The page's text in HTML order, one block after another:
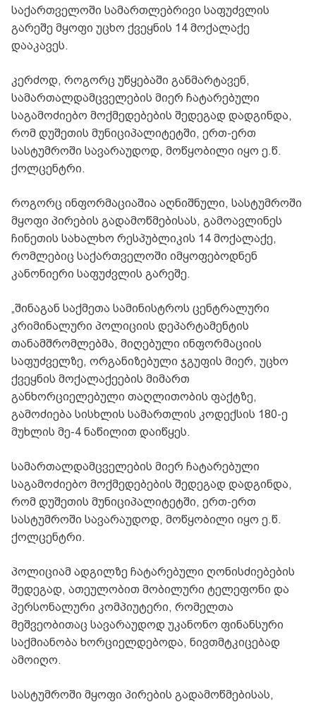
საქართველოში სამართლებრივი საფუძვლის
გარეშე მყოფი უცხო ქვეყნის 14 მოქალაქე
დააკავეს.
კერძოდ, როგორც უწყებაში განმარტავენ,
სამართალდამცველების მიერ ჩატარებული
საგამოძიებო მოქმედებების შედეგად დადგინდა,
რომ დუშეთის მუნიციპალიტეტში, ერთ-ერთ
სასტუმროში სავარაუდოდ, მოწყობილი იყო ე.წ.
ქოლცენტრი.
როგორც ინფორმაციაშია აღნიშნული, სასტუმროში
მყოფი პირების გადამოწმებისას, გამოავლინეს
ჩინეთის სახალხო რესპუბლიკის 14 მოქალაქე,
რომლებიც საქართველოში იმყოფებოდნენ
კანონიერი საფუძვლის გარეშე.
„შინაგან საქმეთა სამინისტროს ცენტრალური
კრიმინალური პოლიციის დეპარტამენტის
თანამშრომლებმა, მიღებული ინფორმაციის
საფუძველზე, ორგანიზებული ჯგუფის მიერ, უცხო
ქვეყნის მოქალაქეების მიმართ
განხორციელებული თაღლითობის ფაქტზე,
გამოძიება სისხლის სამართლის კოდექსის 180-ე
მუხლის მე-4 ნაწილით დაიწყეს.
სამართალდამცველების მიერ ჩატარებული
საგამოძიებო მოქმედებების შედეგად დადგინდა,
რომ დუშეთის მუნიციპალიტეტში, ერთ-ერთ
სასტუმროში სავარაუდოდ, მოწყობილი იყო ე.წ.
ქოლცენტრი.
პოლიციამ ადგილზე ჩატარებული ღონისძიებების
შედეგად, ათეულობით მობილური ტელეფონი და
პერსონალური კომპიუტერი, რომელთა
მეშვეობითაც სავარაუდოდ უკანონო ფინანსური
საქმიანობა ხორციელდებოდა, ნივთმტკიცებად
ამოიღო.
სასტუმროში მყოფი პირების გადამოწმებისას,